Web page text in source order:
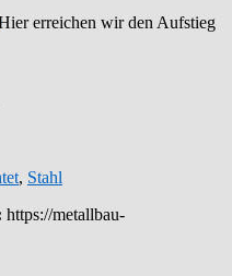
erreichen wir den Aufstieg
, Stahl
https://metallbau-